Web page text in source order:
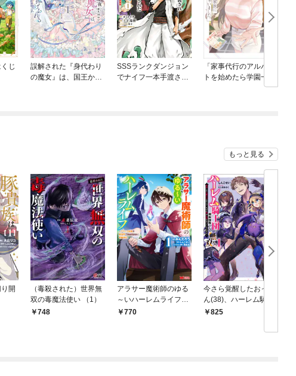
じ
誤解された『身代わり
の魔女』は、国王から
SSSランクダンジョン
でナイフ一本手渡され
「家事代行のアルバイ
トを始めたら学園一の
美少女の家族に気に入
もっと見る
開
（毒殺された）世界無
双の毒魔法使い （1）
748
アラサー魔術師のゆる
～いハーレムライフ～
ブラック社畜が異世界
770
今さら覚醒したおっさ
ん(38)、ハーレム騎士
団の剣術師範として無
子のせいで、なぜか俺
825